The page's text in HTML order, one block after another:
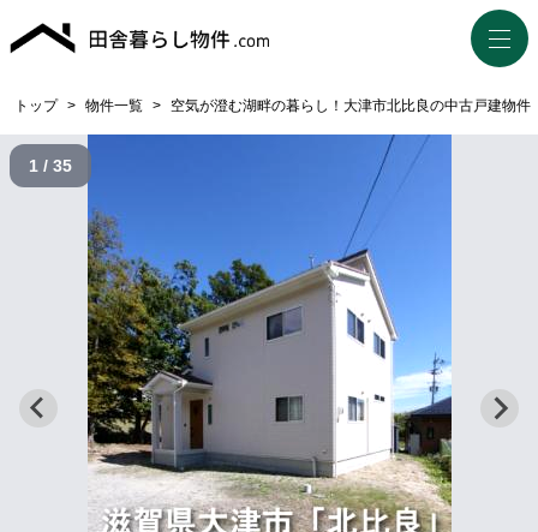
トップ > 物件一覧 > 空気が澄む湖畔の暮らし！大津市北比良の中古戸建物件
1 / 35